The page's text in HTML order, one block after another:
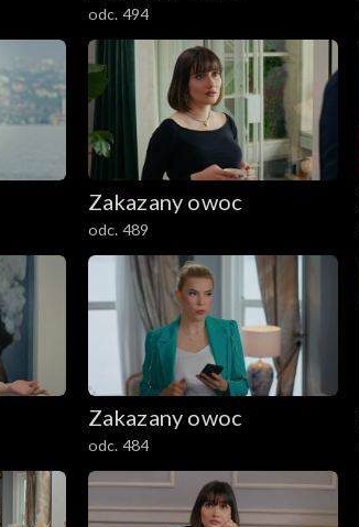
odc. 494
Zakazany owoc
odc. 489
Zakazany owoc
odc. 484